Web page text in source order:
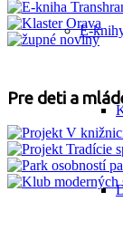
E-
Pre deti a